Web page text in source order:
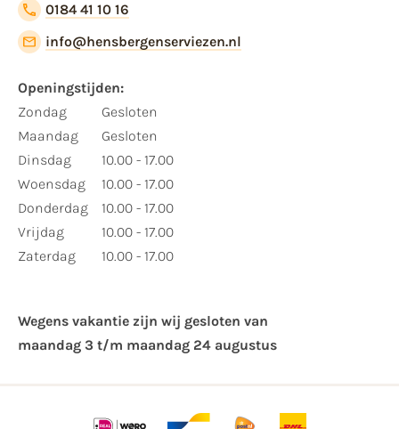
0184 41 10 16
info@hensbergenserviezen.nl
Openingstijden:
Zondag
Maandag
Dinsdag
Woensdag
Donderdag
Vrijdag
Zaterdag
Gesloten
Gesloten
10.00 - 17.00
10.00 - 17.00
10.00 - 17.00
10.00 - 17.00
10.00 - 17.00
Wegens vakantie zijn wij gesloten van ​
maandag 3 t/m maandag 24 augustus